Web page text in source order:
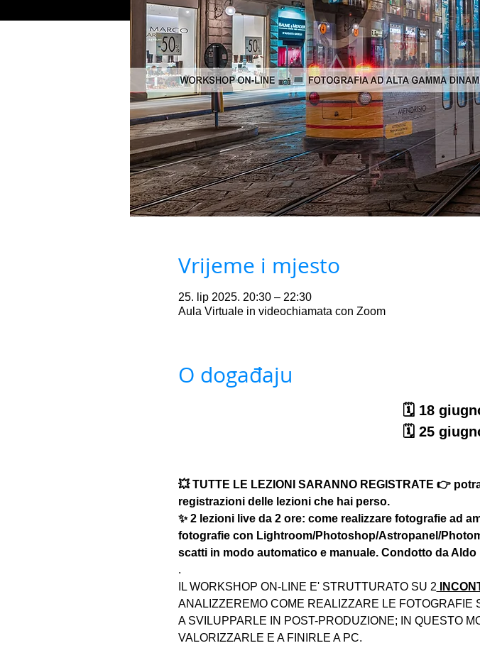
Vrijeme i mjesto
25. lip 2025. 20:30 – 22:30
Aula Virtuale in videochiamata con Zoom
O događaju
🗓 18
🗓 25
💥 TUTTE LE LEZIONI SARANNO REGISTRATE 👉
registrazioni delle lezioni che hai perso.
✨ 2 lezioni live da 2 ore: come realizzare fotografie ad
fotografie con Lightroom/Photoshop/Astropanel/
scatti in modo automatico e manuale. Condotto da Aldo
.
IL WORKSHOP ON-LINE E' STRUTTURATO SU 2
ANALIZZEREMO COME REALIZZARE LE
A SVILUPPARLE IN POST-PRODUZIONE; IN QUESTO
VALORIZZARLE E A FINIRLE A PC.